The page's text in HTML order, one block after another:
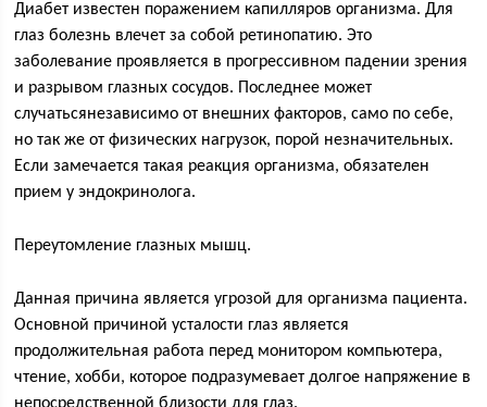
Диабет известен поражением капилляров организма. Для
глаз болезнь влечет за собой ретинопатию. Это
заболевание проявляется в прогрессивном падении зрения
и разрывом глазных сосудов. Последнее может
случатьсянезависимо от внешних факторов, само по себе,
но так же от физических нагрузок, порой незначительных.
Если замечается такая реакция организма, обязателен
прием у эндокринолога.
Переутомление глазных мышц.
Данная причина является угрозой для организма пациента.
Основной причиной усталости глаз является
продолжительная работа перед монитором компьютера,
чтение, хобби, которое подразумевает долгое напряжение в